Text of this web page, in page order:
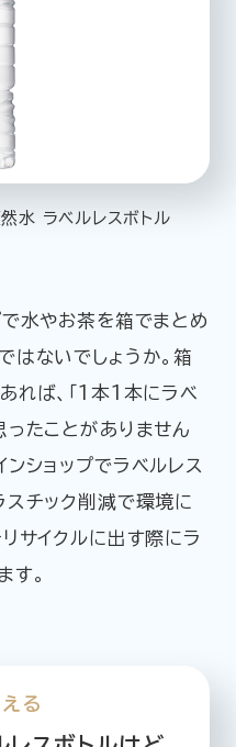
水 ラベルレスボトル
水やお茶を箱でまとめ
はないでしょうか。箱
れば、「1本1本にラベ
ったことがありません
ショップでラベルレス
スチック削減で環境に
サイクルに出す際にラ
す。
る